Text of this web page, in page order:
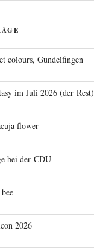
colours, Gundelfingen
im Juli 2026 (der Rest)
flower
bei der CDU
2026